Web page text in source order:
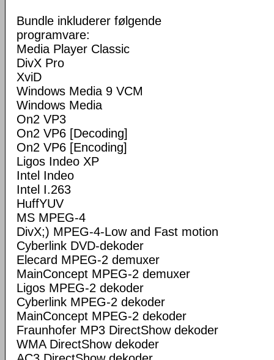
Bundle inkluderer følgende
programvare:
Media Player Classic
DivX Pro
XviD
Windows Media 9 VCM
Windows Media
On2 VP3
On2 VP6 [Decoding]
On2 VP6 [Encoding]
Ligos Indeo XP
Intel Indeo
Intel I.263
HuffYUV
MS MPEG-4
DivX;) MPEG-4-Low and Fast motion
Cyberlink DVD-dekoder
Elecard MPEG-2 demuxer
MainConcept MPEG-2 demuxer
Ligos MPEG-2 dekoder
Cyberlink MPEG-2 dekoder
MainConcept MPEG-2 dekoder
Fraunhofer MP3 DirectShow dekoder
WMA DirectShow dekoder